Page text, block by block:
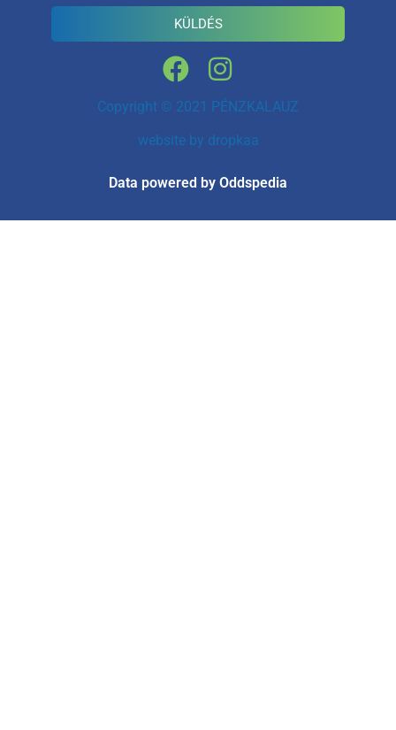
KÜLDÉS
Copyright © 2021 PÉNZKALAUZ
website by dropkaa
Data powered by Oddspedia